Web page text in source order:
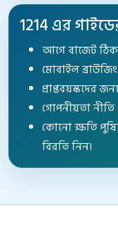
1214 এর
আগে বাজেট ঠিক
মোবাইল
প্রাপ্তবয়স্কদের
গোপনীয়তা নীতি
কোনো ক্ষতি
বিরতি নিন।